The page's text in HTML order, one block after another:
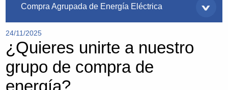
Compra Agrupada de Energía Eléctrica
24/11/2025
¿Quieres unirte a nuestro
grupo de compra de
energía?